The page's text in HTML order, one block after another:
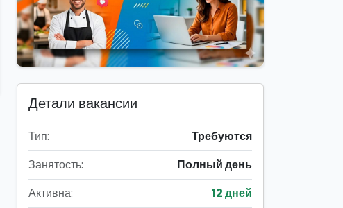
Детали вакансии
Тип:
Требуются
Занятость:
Полный день
Активна:
12 дней